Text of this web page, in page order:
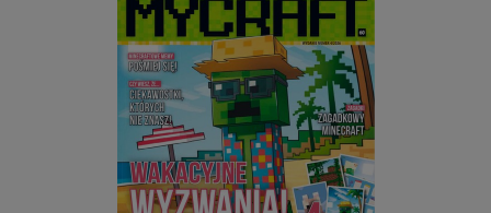
dzienniki
edukacja
hobby, sport, rozrywka
komputery, internet, technologie, informatyka
kobiece, lifestyle, kultura
polityka, społeczno-informacyjne